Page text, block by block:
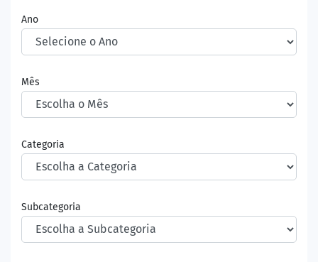
Ano
Mês
Categoria
Subcategoria